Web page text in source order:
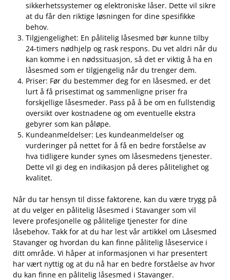
sikkerhetssystemer og elektroniske låser. Dette vil sikre
​at du får den ⁤riktige løsningen for dine spesifikke⁣
behov. ⁤
Tilgjengelighet: En pålitelig låsesmed bør kunne tilby
24-timers nødhjelp ⁣og rask respons. Du vet aldri når du
kan komme ​i en nødssituasjon, ⁣så det er viktig ⁢å ha en
låsesmed ​som⁣ er tilgjengelig når du trenger dem.
Priser:‌ Før du bestemmer deg for en låsesmed, er det
lurt å få prisestimat​ og sammenligne priser fra⁢
forskjellige låsesmeder. Pass på å be om ‍en fullstendig
oversikt over kostnadene og om eventuelle ekstra⁤
gebyrer​ som kan påløpe. ⁤
Kundeanmeldelser: Les kundeanmeldelser og
vurderinger på nettet for å få⁤ en bedre forståelse av
hva tidligere⁢ kunder synes om låsesmedens tjenester.
Dette vil gi deg en indikasjon på deres pålitelighet og
kvalitet.
Når du tar hensyn til disse faktorene, kan du være trygg på
at du velger en​ pålitelig ⁢låsesmed i Stavanger som⁤ vil
levere profesjonelle og pålitelige tjenester for dine
låsebehov. Takk for at du har lest vår⁤ artikkel‌ om Låsesmed
Stavanger og hvordan du kan finne pålitelig låseservice⁢ i
ditt område. Vi håper at informasjonen vi har presentert‌
har vært nyttig og at du nå har en bedre⁢ forståelse av​ hvor
du kan finne en ​pålitelig låsesmed i‍ Stavanger.